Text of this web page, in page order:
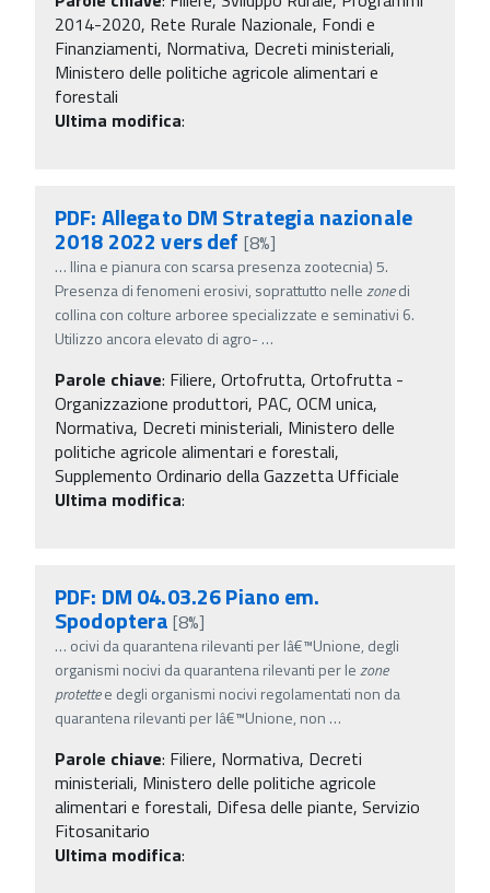
2014-2020, Rete Rurale Nazionale, Fondi e
Finanziamenti, Normativa, Decreti ministeriali,
Ministero delle politiche agricole alimentari e
forestali
Ultima modifica:
PDF: Allegato DM Strategia nazionale
2018 2022 vers def [8%]
… llina e pianura con scarsa presenza zootecnia) 5.
Presenza di fenomeni erosivi, soprattutto nellezonedi
collina con colture arboree specializzate e seminativi 6.
Utilizzo ancora elevato di agro-…
Parole chiave: Filiere, Ortofrutta, Ortofrutta -
Organizzazione produttori, PAC, OCM unica,
Normativa, Decreti ministeriali, Ministero delle
politiche agricole alimentari e forestali,
Supplemento Ordinario della Gazzetta Ufficiale
Ultima modifica:
PDF: DM 04.03.26 Piano em.
Spodoptera [8%]
… ocivi da quarantena rilevanti per lâ€™Unione, degli
organismi nocivi da quarantena rilevanti per lezone
protettee degli organismi nocivi regolamentati non da
quarantena rilevanti per lâ€™Unione, non …
Parole chiave: Filiere, Normativa, Decreti
ministeriali, Ministero delle politiche agricole
alimentari e forestali, Difesa delle piante, Servizio
Fitosanitario
Ultima modifica: